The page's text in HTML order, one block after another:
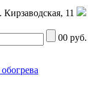
11
00 руб.